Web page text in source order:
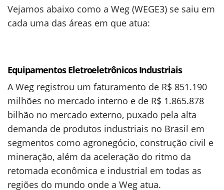
Vejamos abaixo como a Weg (WEGE3) se saiu em
cada uma das áreas em que atua:
Equipamentos Eletroeletrônicos Industriais
A Weg registrou um faturamento de R$ 851.190
milhões no mercado interno e de R$ 1.865.878
bilhão no mercado externo, puxado pela alta
demanda de produtos industriais no Brasil em
segmentos como agronegócio, construção civil e
mineração, além da aceleração do ritmo da
retomada econômica e industrial em todas as
regiões do mundo onde a Weg atua.